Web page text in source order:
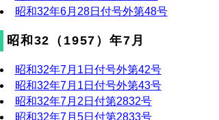
昭和32年6月28日付号外第48号
昭和32（1957）年7月
昭和32年7月1日付号外第42号
昭和32年7月1日付号外第43号
昭和32年7月2日付第2832号
昭和32年7月5日付第2833号